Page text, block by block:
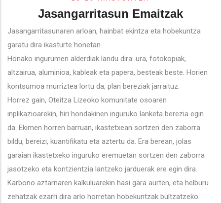
Jasangarritasun Emaitzak
Jasangarritasunaren arloan, hainbat ekintza eta hobekuntza
garatu dira ikasturte honetan.
Honako ingurumen alderdiak landu dira: ura, fotokopiak,
altzairua, aluminioa, kableak eta papera, besteak beste. Horien
kontsumoa murriztea lortu da, plan bereziak jarraituz.
Horrez gain, Oteitza Lizeoko komunitate osoaren
inplikazioarekin, hiri hondakinen inguruko lanketa berezia egin
da. Ekimen horren barruan, ikastetxean sortzen den zaborra
bildu, bereizi, kuantifikatu eta aztertu da. Era berean, jolas
garaian ikastetxeko inguruko eremuetan sortzen den zaborra
jasotzeko eta kontzientzia lantzeko jarduerak ere egin dira.
Karbono aztarnaren kalkuluarekin hasi gara aurten, eta helburu
zehatzak ezarri dira arlo horretan hobekuntzak bultzatzeko.